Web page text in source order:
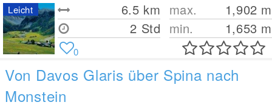
6.5 km
2 Std
max. 1,902 m
min.
1,653 m
Leicht
0
Von Davos Glaris über Spina nach
Monstein